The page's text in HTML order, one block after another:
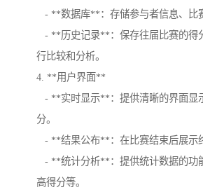
- **数据库**：存储参与者信息、比
- **历史记录**：保存往届比赛的得
行比较和分析。
4. **用户界面**
- **实时显示**：提供清晰的界面显
分。
- **结果公布**：在比赛结束后展示
- **统计分析**：提供统计数据的功
高得分等。